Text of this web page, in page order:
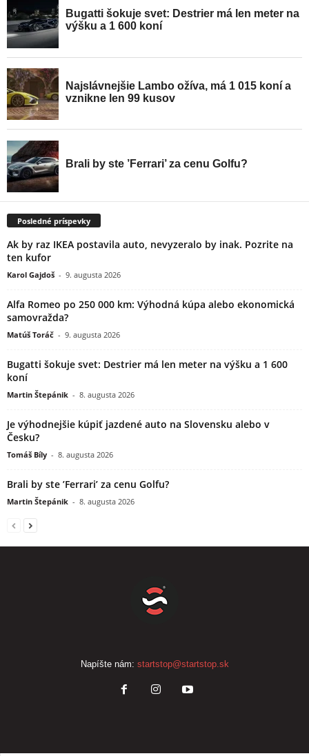
Posledné príspevky
Ak by raz IKEA postavila auto, nevyzeralo by inak. Pozrite na
ten kufor
Karol Gajdoš - 9. augusta 2026
Alfa Romeo po 250 000 km: Výhodná kúpa alebo ekonomická
samovražda?
Matúš Toráč - 9. augusta 2026
Bugatti šokuje svet: Destrier má len meter na výšku a 1 600
koní
Martin Štepánik - 8. augusta 2026
Je výhodnejšie kúpiť jazdené auto na Slovensku alebo v
Česku?
Tomáš Bíly - 8. augusta 2026
Brali by ste ’Ferrari’ za cenu Golfu?
Martin Štepánik - 8. augusta 2026
Napíšte nám: startstop@startstop.sk